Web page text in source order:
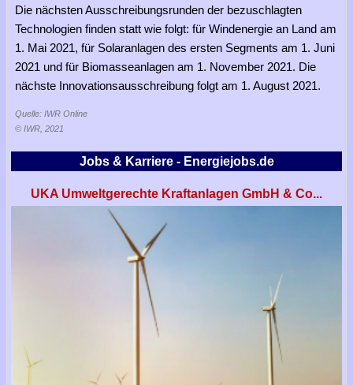
Die nächsten Ausschreibungsrunden der bezuschlagten
Technologien finden statt wie folgt: für Windenergie an Land am
1. Mai 2021, für Solaranlagen des ersten Segments am 1. Juni
2021 und für Biomasseanlagen am 1. November 2021. Die
nächste Innovationsausschreibung folgt am 1. August 2021.
Quelle: IWR Online
© IWR, 2021
Jobs & Karriere - Energiejobs.de
UKA Umweltgerechte Kraftanlagen GmbH & Co...